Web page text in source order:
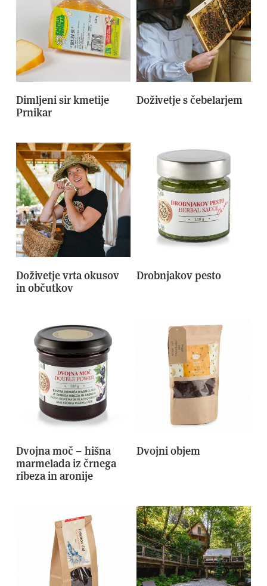
Dimljeni sir kmetije
Prnikar
Doživetje s čebelarjem
Doživetje vrta okusov
in občutkov
Drobnjakov pesto
Dvojna moč – hišna
marmelada iz črnega
ribeza in aronije
Dvojni objem